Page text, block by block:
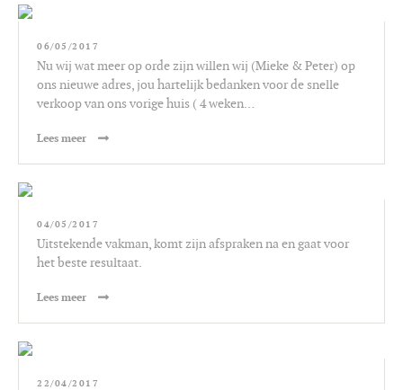
06/05/2017
Nu wij wat meer op orde zijn willen wij (Mieke & Peter) op
ons nieuwe adres, jou hartelijk bedanken voor de snelle
verkoop van ons vorige huis ( 4 weken…
Lees meer
04/05/2017
Uitstekende vakman, komt zijn afspraken na en gaat voor
het beste resultaat.
Lees meer
22/04/2017